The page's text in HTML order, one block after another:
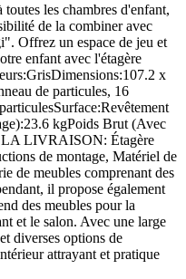
les chambres d'enfant,
de la combiner avec
Offrez un espace de jeu et
enfant avec l'étagère
x
de particules, 16
kgPoids Brut (Avec
LIVRAISON: Étagère
de montage, Matériel de
de meubles comprenant des
il propose également
des meubles pour la
et le salon. Avec une large
diverses options de
attrayant et pratique